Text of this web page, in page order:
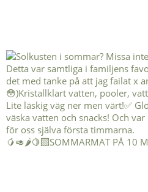
🥭🥑🌶️🍋‍🟩SOMMARMAT PÅ 10